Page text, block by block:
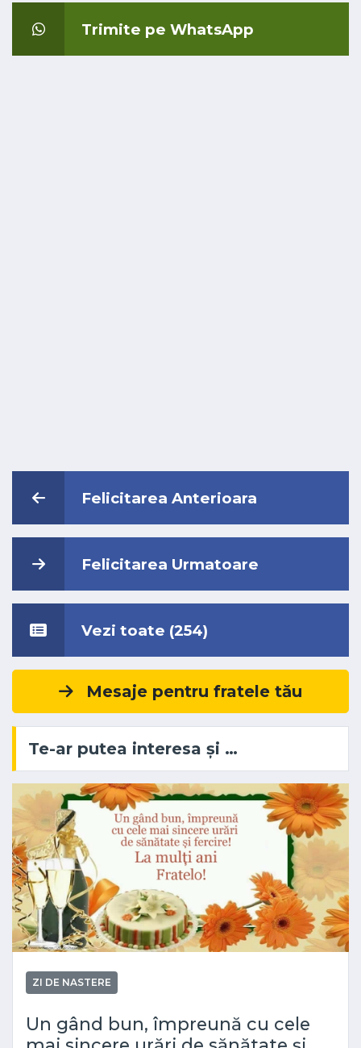
Trimite pe WhatsApp
Felicitarea Anterioara
Felicitarea Urmatoare
Vezi toate (254)
Mesaje pentru fratele tău
Te-ar putea interesa și …
ZI DE NASTERE
Un gând bun, împreună cu cele